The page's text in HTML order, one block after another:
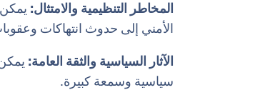
المخاطر التنظيمية والامتثال: يمكن
الأمني إلى حدوث انتهاكات
الآثار السياسية والثقة العامة:
سياسية وسمعة كبيرة.